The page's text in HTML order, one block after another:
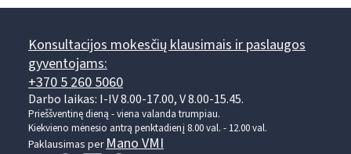
Konsultacijos mokesčių klausimais ir paslaugos
gyventojams:
+370 5 260 5060
Darbo laikas: I-IV 8.00-17.00, V 8.00-15.45.
Prieššventinę dieną - viena valanda trumpiau.
Kiekvieno mėnesio antrą penktadienį 8.00 val. - 12.00 val.
Paklausimas perMano VMI